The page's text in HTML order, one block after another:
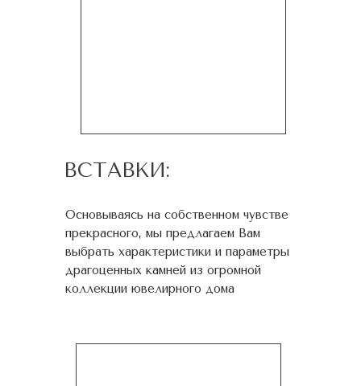
ВСТАВКИ:
Основываясь на собственном чувстве
прекрасного, мы предлагаем Вам
выбрать характеристики и параметры
драгоценных камней из огромной
коллекции ювелирного дома